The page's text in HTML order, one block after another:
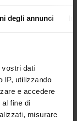
degli annunci
dati
IP, utilizzando
e accedere
fine di
misurare
dal
Projects -
e
gestito dal
Dipartimento